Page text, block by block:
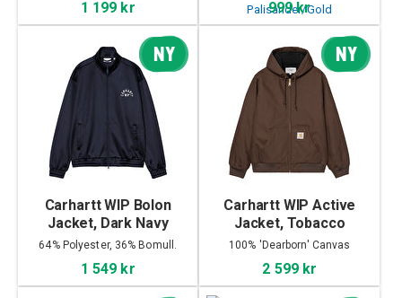
1 199 kr
999 kr
NY
Carhartt WIP Bolon
Jacket, Dark Navy
64% Polyester, 36% Bomull.
1 549 kr
NY
Carhartt WIP Active
Jacket, Tobacco
100% 'Dearborn' Canvas
2 599 kr